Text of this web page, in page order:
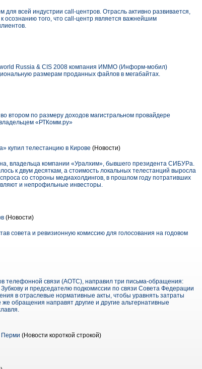
всей индустрии call-центров. Отрасль активно развивается,
того, что call-центр является важнейшим
Russia & CIS 2008 компания ИММО (Информ-мобил)
размерам проданных файлов в мегабайтах.
втором по размеру доходов магистральном провайдере
«РТКомм.ру»
купил телестанцию в Кирове (Новости)
владельца компании «Уралхим», бывшего президента СИБУРа.
к двум десяткам, а стоимость локальных телестанций выросла
со стороны медиахолдингов, в прошлом году потративших
и непрофильные инвесторы.
(Новости)
совета и ревизионную комиссию для голосования на годовом
телефонной связи (АОТС), направил три письма-обращения:
и председателю подкомиссии по связи Совета Федерации
в отраслевые нормативные акты, чтобы уравнять затраты
обращения направят другие и другие альтернативные
Перми (Новости короткой строкой)